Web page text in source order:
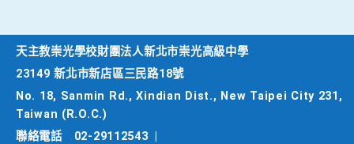
天主教崇光學校財團法人新北市崇光高級中學
23149 新北市新店區三民路18號
No. 18, Sanmin Rd., Xindian Dist., New Taipei City 231,
Taiwan (R.O.C.)
聯絡電話
02-29112543